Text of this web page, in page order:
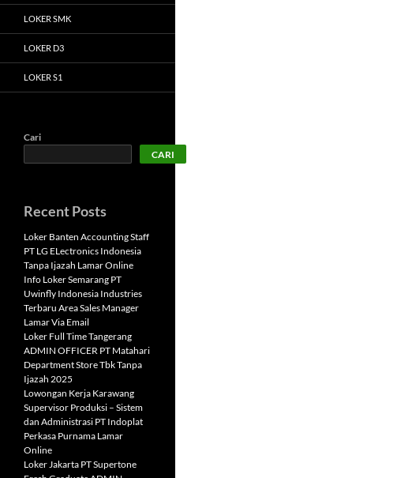
LOKER SMK
LOKER D3
LOKER S1
Cari
CARI
Recent Posts
Loker Banten Accounting Staff
PT LG ELectronics Indonesia
Tanpa Ijazah Lamar Online
Info Loker Semarang PT
Uwinfly Indonesia Industries
Terbaru Area Sales Manager
Lamar Via Email
Loker Full Time Tangerang
ADMIN OFFICER PT Matahari
Department Store Tbk Tanpa
Ijazah 2025
Lowongan Kerja Karawang
Supervisor Produksi – Sistem
dan Administrasi PT Indoplat
Perkasa Purnama Lamar
Online
Loker Jakarta PT Supertone